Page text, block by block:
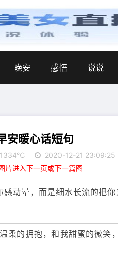
晚安 感悟 说说
安暖心话短句
2020-12-21 23:09:25
片进入下一页或下一篇图
动晕，而是细水长流的把
柔的拥抱，和我甜蜜的微笑